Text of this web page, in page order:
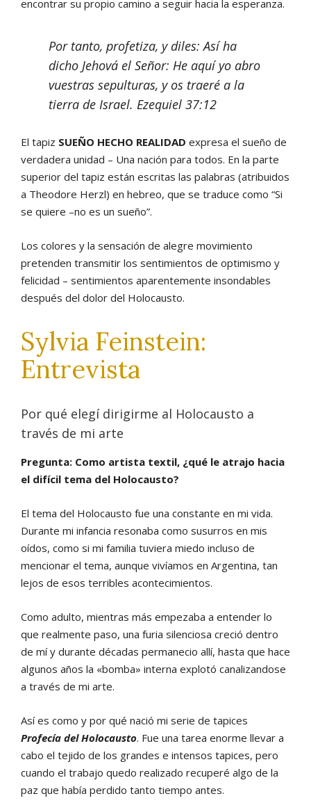
encontrar su propio camino a seguir hacia la esperanza.
Por tanto, profetiza, y diles: Así ha
dicho Jehová el Señor: He aquí yo abro
vuestras sepulturas, y os traeré a la
tierra de Israel. Ezequiel 37:12
El tapiz SUEÑO HECHO REALIDAD expresa el sueño de
verdadera unidad – Una nación para todos. En la parte
superior del tapiz están escritas las palabras (atribuidos
a Theodore Herzl) en hebreo, que se traduce como “Si
se quiere –no es un sueño”.
Los colores y la sensación de alegre movimiento
pretenden transmitir los sentimientos de optimismo y
felicidad – sentimientos aparentemente insondables
después del dolor del Holocausto.
Sylvia Feinstein:
Entrevista
Por qué elegí dirigirme al Holocausto a
través de mi arte
Pregunta: Como artista textil, ¿qué le atrajo hacia
el difícil tema del Holocausto?
El tema del Holocausto fue una constante en mi vida.
Durante mi infancia resonaba como susurros en mis
oídos, como si mi familia tuviera miedo incluso de
mencionar el tema, aunque vivíamos en Argentina, tan
lejos de esos terribles acontecimientos.
Como adulto, mientras más empezaba a entender lo
que realmente paso, una furia silenciosa creció dentro
de mí y durante décadas permanecio allí, hasta que hace
algunos años la «bomba» interna explotó canalizandose
a través de mi arte.
Así es como y por qué nació mi serie de tapices
Profecía del Holocausto. Fue una tarea enorme llevar a
cabo el tejido de los grandes e intensos tapices, pero
cuando el trabajo quedo realizado recuperé algo de la
paz que había perdido tanto tiempo antes.